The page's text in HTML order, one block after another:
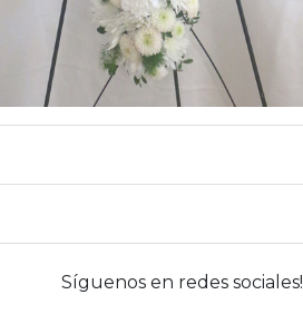
Síguenos en redes sociales!